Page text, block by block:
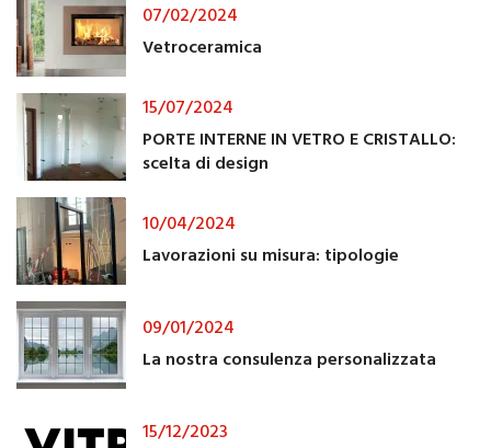
07/02/2024
Vetroceramica
15/07/2024
PORTE INTERNE IN VETRO E CRISTALLO:
scelta di design
10/04/2024
Lavorazioni su misura: tipologie
09/01/2024
La nostra consulenza personalizzata
15/12/2023